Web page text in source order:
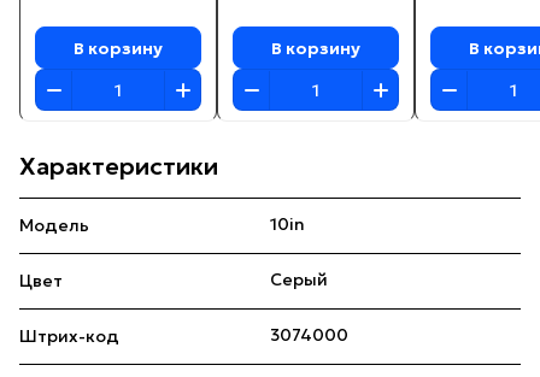
В корзину В корзину В
Характеристики
Модель 10in
Цвет Серый
Штрих-код 3074000